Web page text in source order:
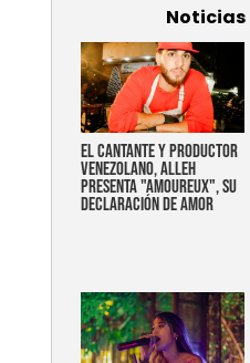
Noticias
EL CANTANTE Y PRODUCTOR
VENEZOLANO, ALLEH
PRESENTA "AMOUREUX", SU
DECLARACIÓN DE AMOR